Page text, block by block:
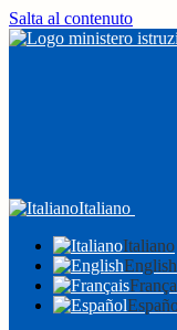
Salta al contenuto
Italiano
Italiano
English